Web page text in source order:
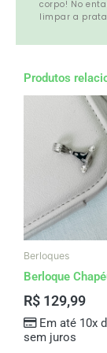
corpo! No
limpar a
Produtos
Berloques
Berloque
R$ 129,99
Em até 10x
sem juros